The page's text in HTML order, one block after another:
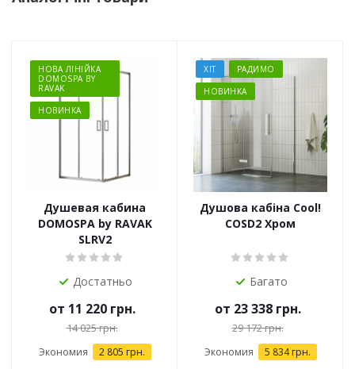
НОВА ЛІНІЙКА
DOMOSPA BY
RAVAK
НОВИНКА
Душевая кабина
DOMOSPA by RAVAK
SLRV2
Достатньо
от 11 220 грн.
14 025 грн.
Экономия 2 805 грн.
ХІТ
РАДИМО
НОВИНКА
Душова кабіна Cool!
COSD2 Хром
Багато
от 23 338 грн.
29 172 грн.
Экономия 5 834 грн.